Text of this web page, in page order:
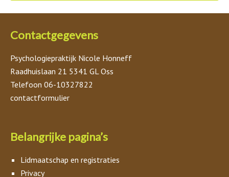
Contactgegevens
Psychologiepraktijk Nicole Honneff
Raadhuislaan 21 5341 GL Oss
Telefoon 06-10327822
contactformulier
Belangrijke pagina’s
Lidmaatschap en registraties
Privacy